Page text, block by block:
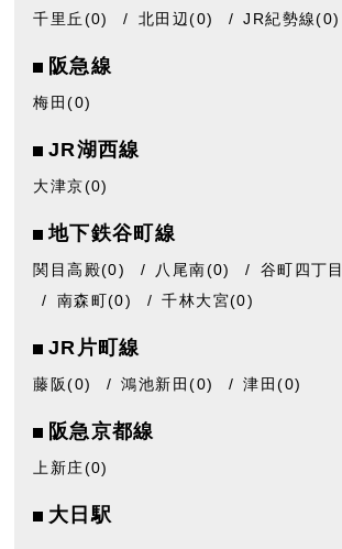
千里丘(0) 北田辺(0) JR紀勢線(0)
阪急線
梅田(0)
JR湖西線
大津京(0)
地下鉄谷町線
関目高殿(0) 八尾南(0) 谷町四丁目
南森町(0) 千林大宮(0)
JR片町線
藤阪(0) 鴻池新田(0) 津田(0)
阪急京都線
上新庄(0)
大日駅